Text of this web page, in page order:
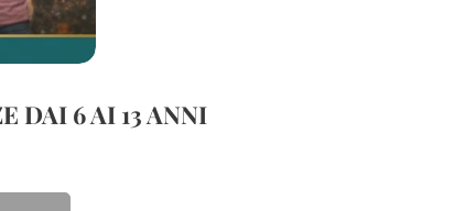
DAI 6 AI 13 ANNI